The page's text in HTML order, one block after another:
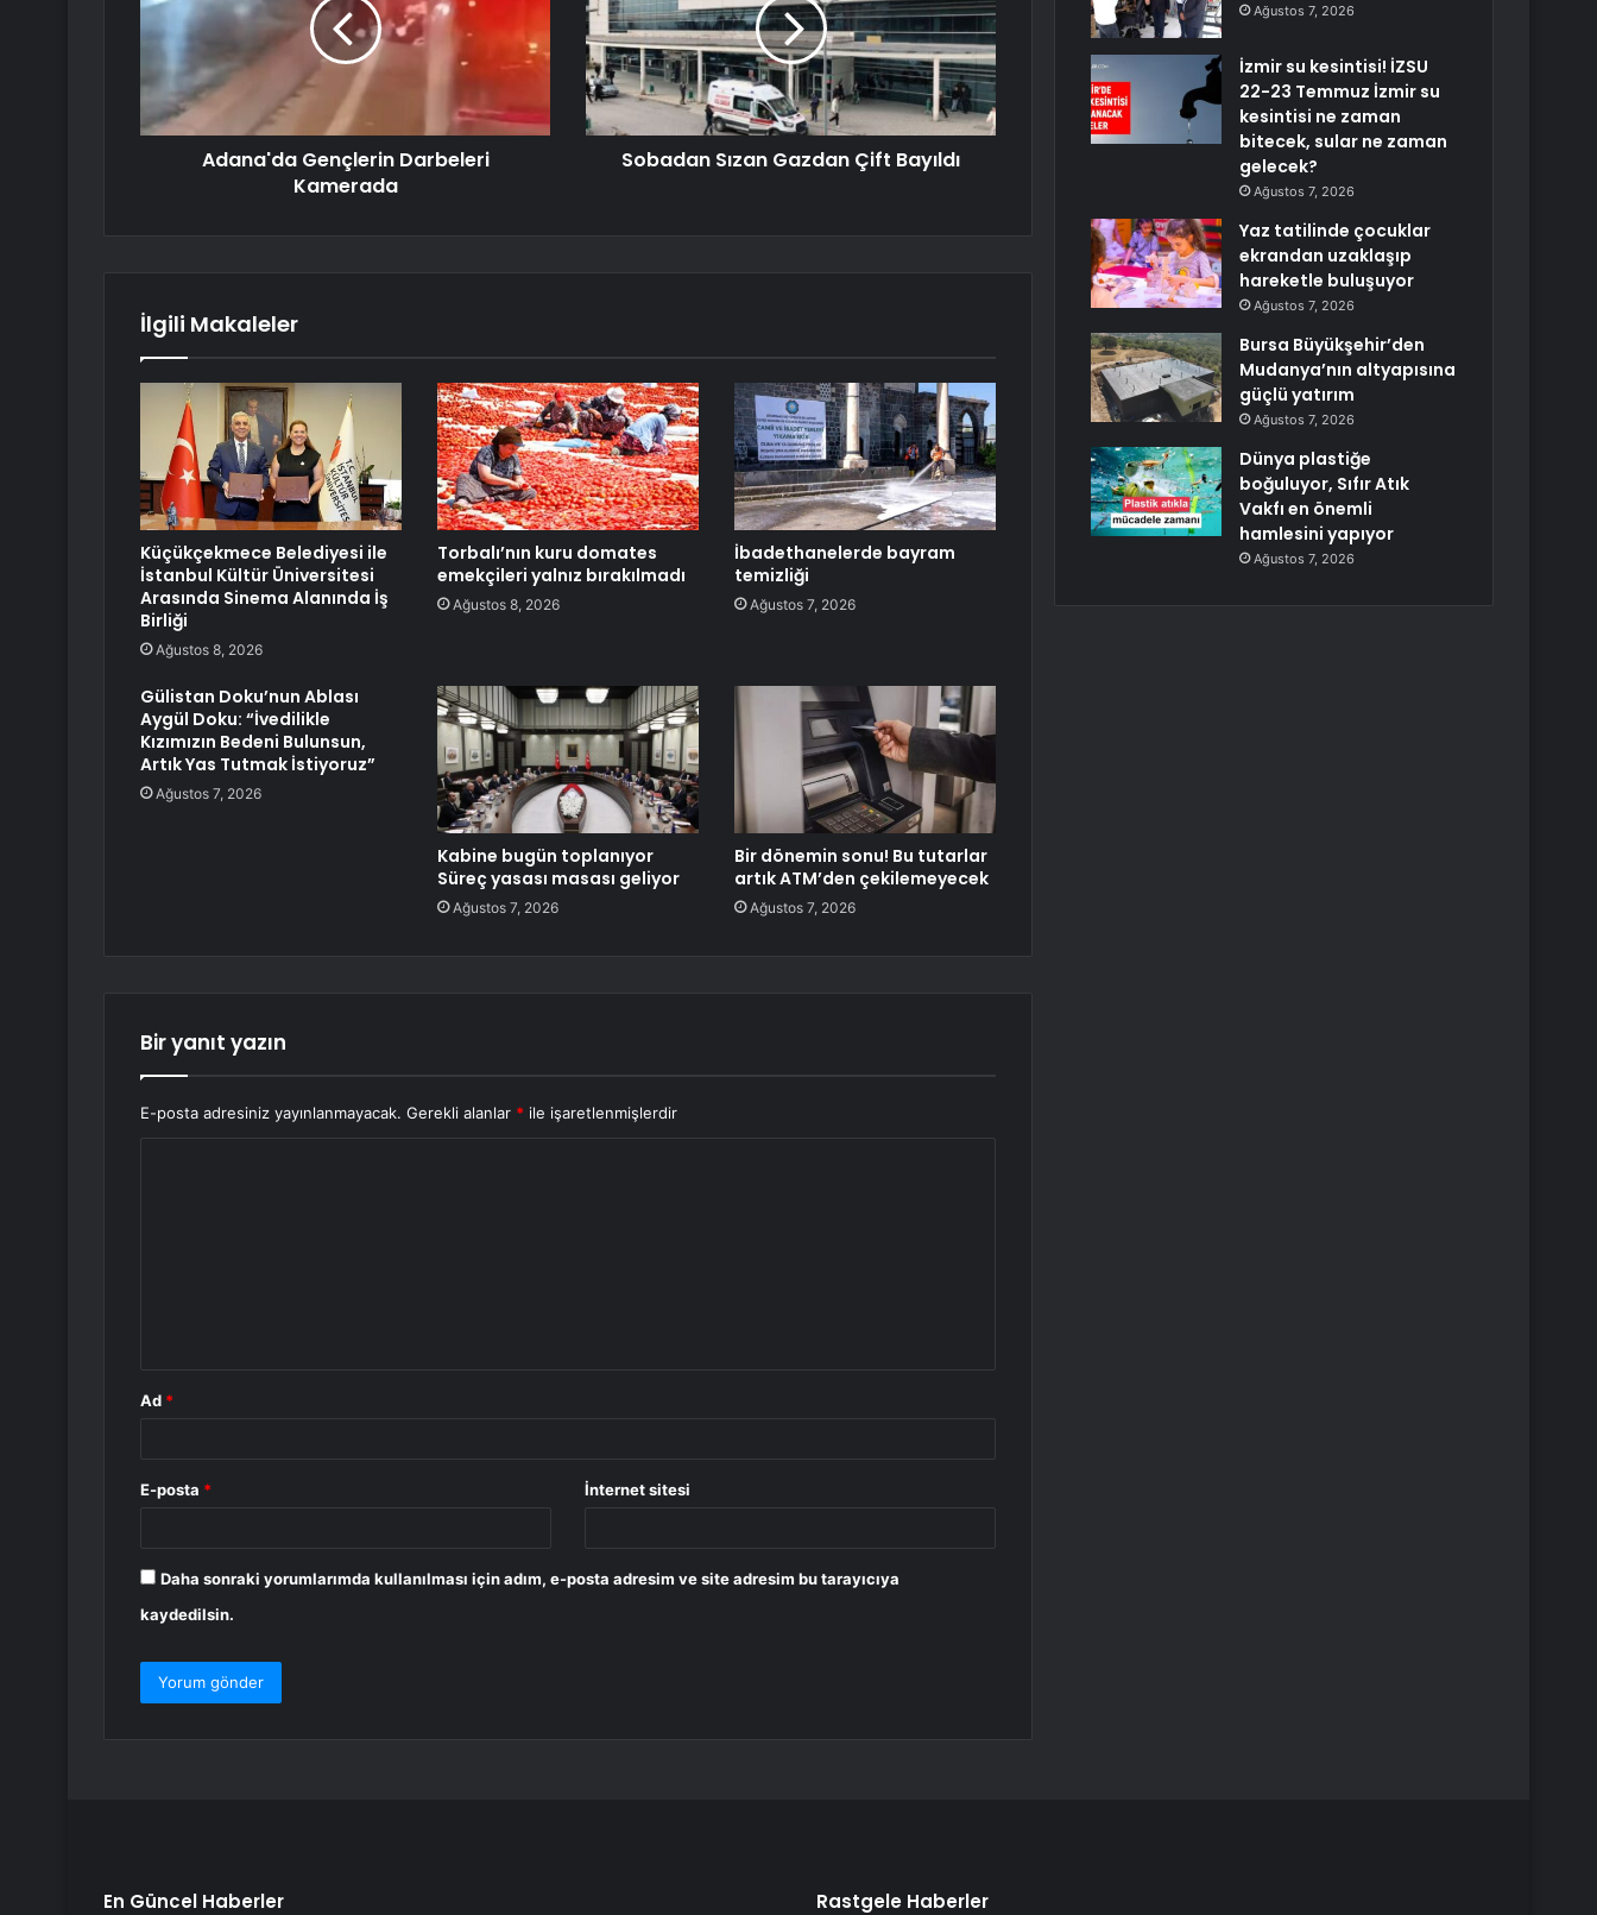
Adana'da Gençlerin Darbeleri
Kamerada
Sobadan Sızan Gazdan Çift Bayıldı
İlgili Makaleler
Küçükçekmece Belediyesi ile
İstanbul Kültür Üniversitesi
Arasında Sinema Alanında İş
Birliği
Ağustos 8, 2026
Torbalı’nın kuru domates
emekçileri yalnız bırakılmadı
Ağustos 8, 2026
İbadethanelerde bayram
temizliği
Ağustos 7, 2026
Gülistan Doku’nun Ablası
Aygül Doku: “İvedilikle
Kızımızın Bedeni Bulunsun,
Artık Yas Tutmak İstiyoruz”
Ağustos 7, 2026
Kabine bugün toplanıyor
Süreç yasası masası geliyor
Ağustos 7, 2026
Bir dönemin sonu! Bu tutarlar
artık ATM’den çekilemeyecek
Ağustos 7, 2026
Bir yanıt yazın
E-posta adresiniz yayınlanmayacak. Gerekli alanlar * ile işaretlenmişlerdir
Ad *
E-posta * İnternet sitesi
Daha sonraki yorumlarımda kullanılması için adım, e-posta adresim ve site adresim bu tarayıcıya
kaydedilsin.
Ağustos 7, 2026
İzmir su kesintisi! İZSU
22-23 Temmuz İzmir su
kesintisi ne zaman
bitecek, sular ne zaman
gelecek?
Ağustos 7, 2026
Yaz tatilinde çocuklar
ekrandan uzaklaşıp
hareketle buluşuyor
Ağustos 7, 2026
Bursa Büyükşehir’den
Mudanya’nın altyapısına
güçlü yatırım
Ağustos 7, 2026
Dünya plastiğe
boğuluyor, Sıfır Atık
Vakfı en önemli
hamlesini yapıyor
Ağustos 7, 2026
En Güncel Haberler Rastgele Haberler